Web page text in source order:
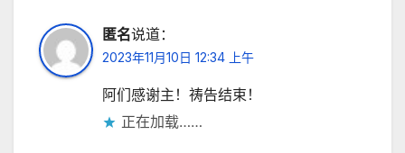
匿名说道：
2023年11月10日 12:34 上午
阿们感谢主！祷告结束！
正在加载……